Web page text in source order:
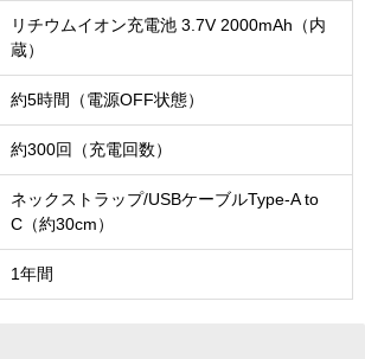
リチウムイオン充電池 3.7V 2000mAh（内
蔵）
約5時間（電源OFF状態）
約300回（充電回数）
ネックストラップ/USBケーブルType-A to
C（約30cm）
1年間